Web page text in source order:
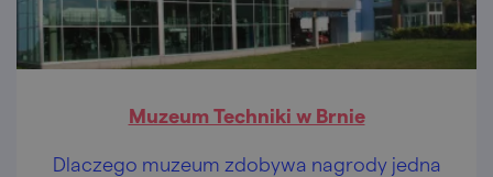
Muzeum Techniki w Brnie
Dlaczego muzeum zdobywa nagrody jedna